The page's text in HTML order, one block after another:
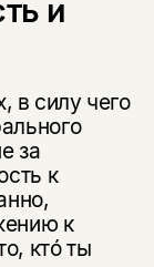
и
в силу чего
за
к
к
ктó ты